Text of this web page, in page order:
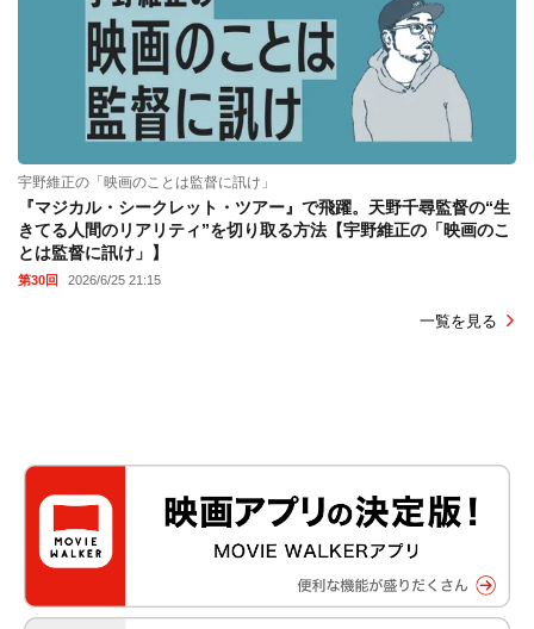
宇野維正の「映画のことは監督に訊け」
『マジカル・シークレット・ツアー』で飛躍。天野千尋監督の“生
きてる人間のリアリティ”を切り取る方法【宇野維正の「映画のこ
とは監督に訊け」】
第30回 2026/6/25 21:15
一覧を見る